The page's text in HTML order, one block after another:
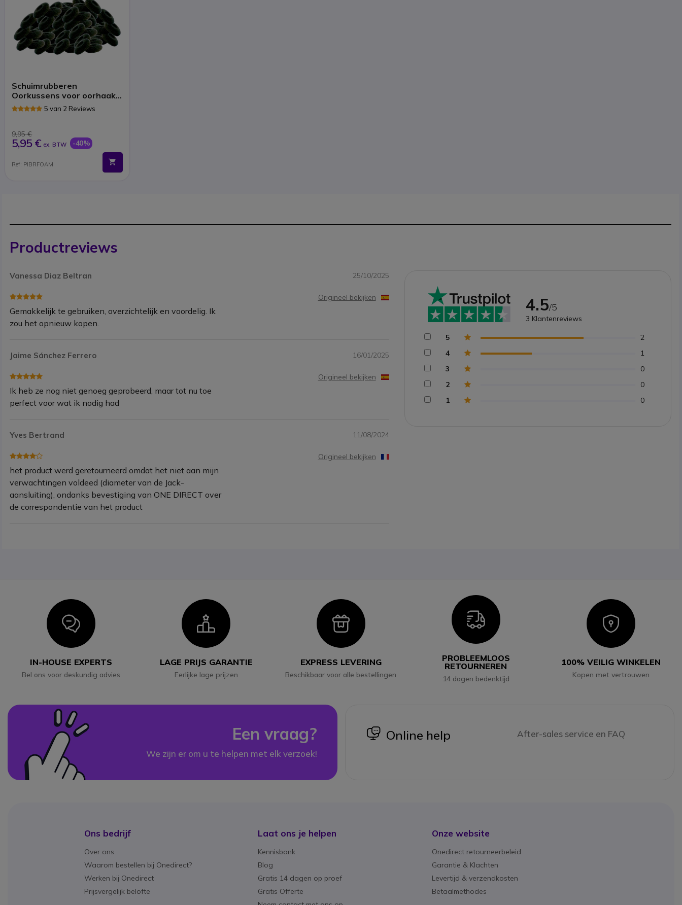
Schuimrubberen
Oorkussens voor oorhaak
headset (50 stuks)
5 van 2 Reviews
9,95 €
5,95 € ex. BTW -40%
Ref: PIBRFOAM
Productreviews
Vanessa Diaz Beltran 25/10/2025
Gemakkelijk te gebruiken, overzichtelijk en voordelig. Ik
zou het opnieuw kopen.
Origineel bekijken
Jaime Sánchez Ferrero 16/01/2025
Ik heb ze nog niet genoeg geprobeerd, maar tot nu toe
perfect voor wat ik nodig had
Origineel bekijken
Yves Bertrand 11/08/2024
het product werd geretourneerd omdat het niet aan mijn
verwachtingen voldeed (diameter van de Jack-
aansluiting), ondanks bevestiging van ONE DIRECT over
de correspondentie van het product
Origineel bekijken
4.5/5
3 Klantenreviews
5
2
4
1
3
0
2
0
1
0
Icon
IN-HOUSE EXPERTS
Bel ons voor deskundig advies
Icon
LAGE PRIJS GARANTIE
Eerlijke lage prijzen
Icon
EXPRESS LEVERING
Beschikbaar voor alle bestellingen
Icon
PROBLEEMLOOS
RETOURNEREN
14 dagen bedenktijd
Icon
100% VEILIG WINKELEN
Kopen met vertrouwen
Een vraag?
We zijn er om u te helpen met elk verzoek!
icon
Online help After-sales service en FAQ
Ons bedrijf
Over ons
Waarom bestellen bij Onedirect?
Werken bij Onedirect
Prijsvergelijk belofte
Laat ons je helpen
Kennisbank
Blog
Gratis 14 dagen op proef
Gratis Offerte
Onze website
Onedirect retourneerbeleid
Garantie & Klachten
Levertijd & verzendkosten
Betaalmethodes